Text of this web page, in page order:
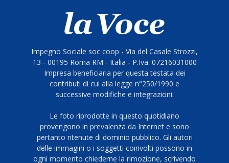
Impegno Sociale soc coop - Via del Casale Strozzi,
13 - 00195 Roma RM - Italia - P.Iva: 07216031000
Impresa beneficiaria per questa testata dei
contributi di cui alla legge n°250/1990 e
successive modifiche e integrazioni.
Le foto riprodotte in questo quotidiano
provengono in prevalenza da Internet e sono
pertanto ritenute di dominio pubblico. Gli autori
delle immagini o i soggetti coinvolti possono in
ogni momento chiederne la rimozione, scrivendo